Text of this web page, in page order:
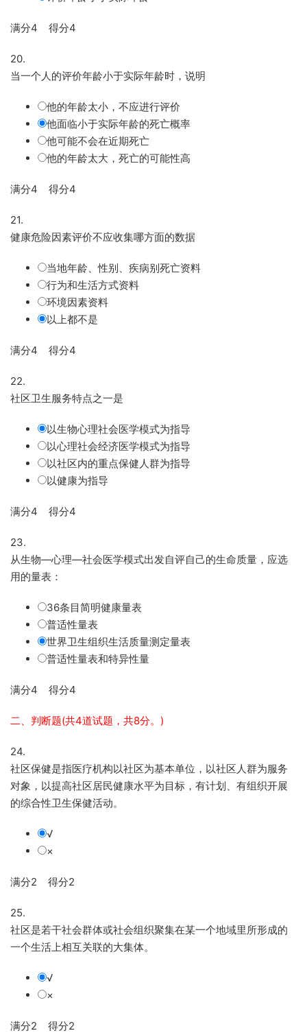
满分4 得分4
20.
当一个人的评价年龄小于实际年龄时，说明
他的年龄太小，不应进行评价
他面临小于实际年龄的死亡概率
他可能不会在近期死亡
他的年龄太大，死亡的可能性高
满分4 得分4
21.
健康危险因素评价不应收集哪方面的数据
当地年龄、性别、疾病别死亡资料
行为和生活方式资料
环境因素资料
以上都不是
满分4 得分4
22.
社区卫生服务特点之一是
以生物心理社会医学模式为指导
以心理社会经济医学模式为指导
以社区内的重点保健人群为指导
以健康为指导
满分4 得分4
23.
从生物—心理—社会医学模式出发自评自己的生命质量，应选
用的量表：
36条目简明健康量表
普适性量表
世界卫生组织生活质量测定量表
普适性量表和特异性量
满分4 得分4
二、判断题(共4道试题，共8分。)
24.
社区保健是指医疗机构以社区为基本单位，以社区人群为服务
对象，以提高社区居民健康水平为目标，有计划、有组织开展
的综合性卫生保健活动。
√
×
满分2 得分2
25.
社区是若干社会群体或社会组织聚集在某一个地域里所形成的
一个生活上相互关联的大集体。
√
×
满分2 得分2